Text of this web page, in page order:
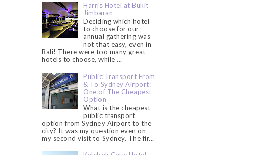
Harris Hotel at Bukit
Jimbaran
Deciding which hotel
to choose for our
annual gathering was
not that easy, even in
Bali! There were too many great
hotels to choose, while ...
Public Transport From
& To Sydney Airport:
One of The Cheapest
Option
What is the cheapest
public transport
option from Sydney Airport to the
city? It was my question even on
my second visit to Sydney. The fir...